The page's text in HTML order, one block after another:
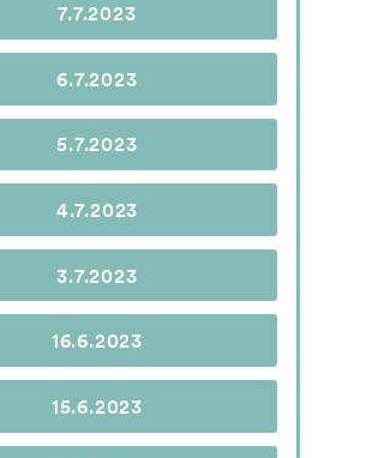
7.7.2023
6.7.2023
5.7.2023
4.7.2023
3.7.2023
16.6.2023
15.6.2023